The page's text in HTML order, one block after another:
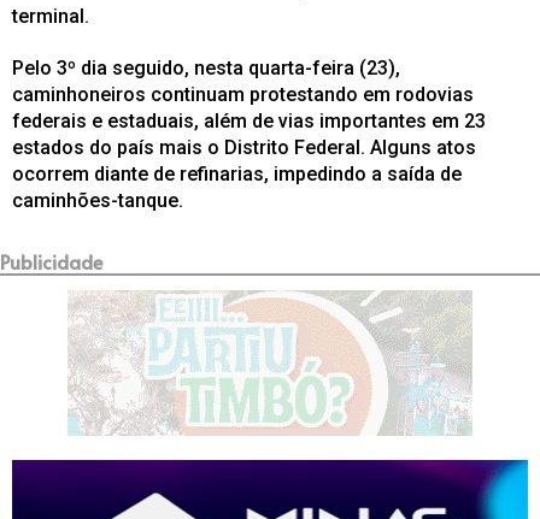
terminal.
Pelo 3º dia seguido, nesta quarta-feira (23),
caminhoneiros continuam protestando em rodovias
federais e estaduais, além de vias importantes em 23
estados do país mais o Distrito Federal. Alguns atos
ocorrem diante de refinarias, impedindo a saída de
caminhões-tanque.
Publicidade